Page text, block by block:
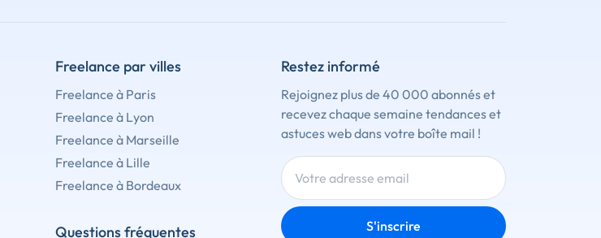
Freelance par villes
Freelance à Paris
Freelance à Lyon
Freelance à Marseille
Freelance à Lille
Freelance à Bordeaux
Questions fréquentes
Restez informé
Rejoignez plus de 40 000 abonnés et
recevez chaque semaine tendances et
astuces web dans votre boîte mail !
S'inscrire